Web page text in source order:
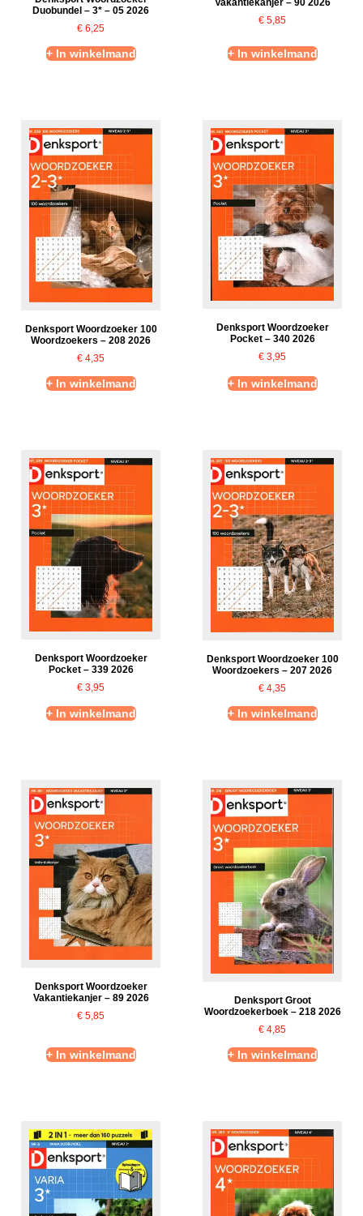
Duobundel – 3* – 05 2026
€ 6,25
+ In winkelmand
Vakantiekanjer – 90 2026
€ 5,85
+ In winkelmand
Denksport Woordzoeker 100
Woordzoekers – 208 2026
€ 4,35
+ In winkelmand
Denksport Woordzoeker
Pocket – 340 2026
€ 3,95
+ In winkelmand
Denksport Woordzoeker
Pocket – 339 2026
€ 3,95
+ In winkelmand
Denksport Woordzoeker 100
Woordzoekers – 207 2026
€ 4,35
+ In winkelmand
Denksport Woordzoeker
Vakantiekanjer – 89 2026
€ 5,85
+ In winkelmand
Denksport Groot
Woordzoekerboek – 218 2026
€ 4,85
+ In winkelmand